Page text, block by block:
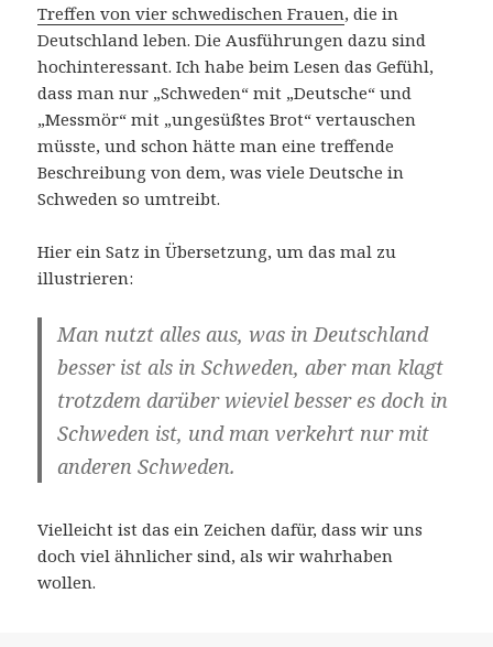
Treffen von vier schwedischen Frauen, die in
Deutschland leben. Die Ausführungen dazu sind
hochinteressant. Ich habe beim Lesen das Gefühl,
dass man nur „Schweden“ mit „Deutsche“ und
„Messmör“ mit „ungesüßtes Brot“ vertauschen
müsste, und schon hätte man eine treffende
Beschreibung von dem, was viele Deutsche in
Schweden so umtreibt.
Hier ein Satz in Übersetzung, um das mal zu
illustrieren:
Man nutzt alles aus, was in Deutschland
besser ist als in Schweden, aber man klagt
trotzdem darüber wieviel besser es doch in
Schweden ist, und man verkehrt nur mit
anderen Schweden.
Vielleicht ist das ein Zeichen dafür, dass wir uns
doch viel ähnlicher sind, als wir wahrhaben
wollen.